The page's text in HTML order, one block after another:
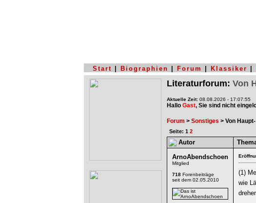
Start Biographien Forum Klassiker
Literaturforum: Von
Aktuelle Zeit: 08.08.2026 - 17:07:55
Hallo Gast, Sie sind nicht
Forum > Sonstiges > Von
Seite: 1 2
Autor
ArnoAbendschoen
Mitglied
718 Forenbeiträge
seit dem 02.05.2010
(1)
wie